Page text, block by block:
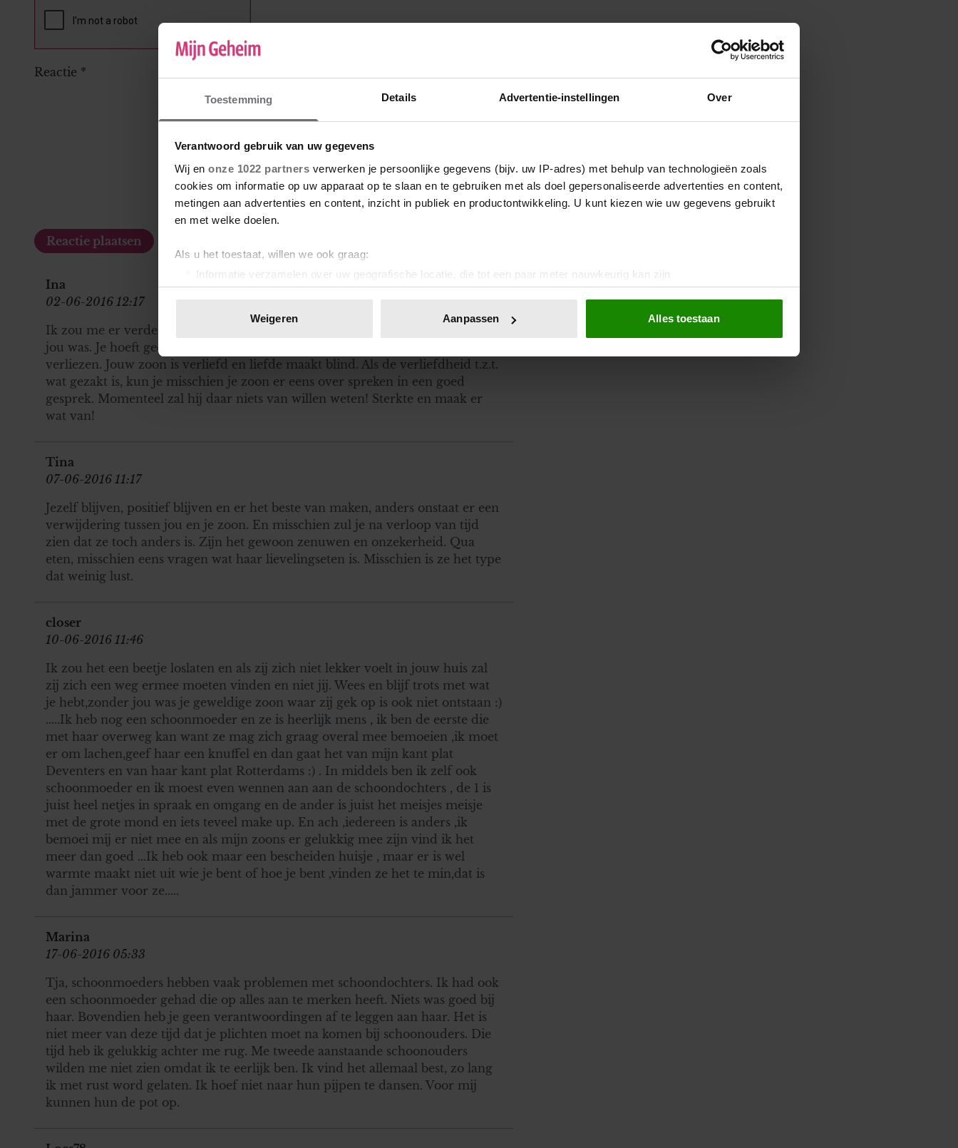
Toestemming Details Advertentie-instellingen Over
Verantwoord gebruik van uw gegevens
Wij en onze 1022 partners verwerken je persoonlijke gegevens (bijv. uw IP-adres) met behulp van technologieën zoals
cookies om informatie op uw apparaat op te slaan en te gebruiken met als doel gepersonaliseerde advertenties en content,
metingen aan advertenties en content, inzicht in publiek en productontwikkeling. U kunt kiezen wie uw gegevens gebruikt
en met welke doelen.
Als u het toestaat, willen we ook graag:
Informatie verzamelen over uw geografische locatie, die tot een paar meter nauwkeurig kan zijn
Uw apparaat identificeren door het actief te scannen op specifieke eigenschappen (fingerprinting)
toestemming op elk moment wijzigen of intrekken in de Cookieverklaring.
We gebruiken cookies om content en advertenties te personaliseren, om functies voor social media te bieden en om ons
websiteverkeer te analyseren. Ook delen we informatie over uw gebruik van onze site met onze partners voor social
media, adverteren en analyse. Deze partners kunnen deze gegevens combineren met andere informatie die u aan ze heeft
Weigeren Aanpassen Alles toestaan
Reactie *
Ina
02-06-2016 12:17
Ik zou me er verder weinig van aantrekken en gewoon mezelf blijven als ik
jou was. Je hoeft geen "wedstrijd" met haar aan te gaan. Die zul je altijd
verliezen. Jouw zoon is verliefd en liefde maakt blind. Als de verliefdheid t.z.t.
wat gezakt is, kun je misschien je zoon er eens over spreken in een goed
gesprek. Momenteel zal hij daar niets van willen weten! Sterkte en maak er
wat van!
Tina
07-06-2016 11:17
Jezelf blijven, positief blijven en er het beste van maken, anders onstaat er een
verwijdering tussen jou en je zoon. En misschien zul je na verloop van tijd
zien dat ze toch anders is. Zijn het gewoon zenuwen en onzekerheid. Qua
eten, misschien eens vragen wat haar lievelingseten is. Misschien is ze het type
dat weinig lust.
closer
10-06-2016 11:46
Ik zou het een beetje loslaten en als zij zich niet lekker voelt in jouw huis zal
zij zich een weg ermee moeten vinden en niet jij. Wees en blijf trots met wat
je hebt,zonder jou was je geweldige zoon waar zij gek op is ook niet ontstaan :)
.....Ik heb nog een schoonmoeder en ze is heerlijk mens , ik ben de eerste die
met haar overweg kan want ze mag zich graag overal mee bemoeien ,ik moet
er om lachen,geef haar een knuffel en dan gaat het van mijn kant plat
Deventers en van haar kant plat Rotterdams :) . In middels ben ik zelf ook
schoonmoeder en ik moest even wennen aan aan de schoondochters , de 1 is
juist heel netjes in spraak en omgang en de ander is juist het meisjes meisje
met de grote mond en iets teveel make up. En ach ,iedereen is anders ,ik
bemoei mij er niet mee en als mijn zoons er gelukkig mee zijn vind ik het
meer dan goed ...Ik heb ook maar een bescheiden huisje , maar er is wel
warmte maakt niet uit wie je bent of hoe je bent ,vinden ze het te min,dat is
dan jammer voor ze.....
Marina
17-06-2016 05:33
Tja, schoonmoeders hebben vaak problemen met schoondochters. Ik had ook
een schoonmoeder gehad die op alles aan te merken heeft. Niets was goed bij
haar. Bovendien heb je geen verantwoordingen af te leggen aan haar. Het is
niet meer van deze tijd dat je plichten moet na komen bij schoonouders. Die
tijd heb ik gelukkig achter me rug. Me tweede aanstaande schoonouders
wilden me niet zien omdat ik te eerlijk ben. Ik vind het allemaal best, zo lang
ik met rust word gelaten. Ik hoef niet naar hun pijpen te dansen. Voor mij
kunnen hun de pot op.